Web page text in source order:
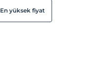
En yüksek fiyat